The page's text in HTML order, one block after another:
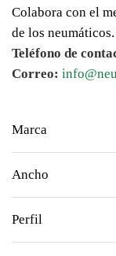
Colabora con el
de los
Teléfono de
Correo:
Marca
Ancho
Perfil